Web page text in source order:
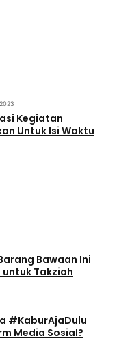
Kegiatan
Untuk Isi Waktu
Bawaan Ini
Takziah
#KaburAjaDulu
Media Sosial?